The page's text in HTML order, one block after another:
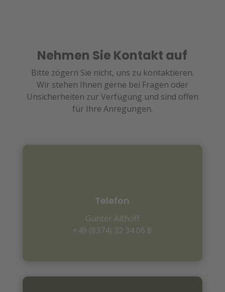
Nehmen Sie Kontakt auf
Bitte zögern Sie nicht, uns zu kontaktieren.
Wir stehen Ihnen gerne bei Fragen oder
Unsicherheiten zur Verfügung und sind offen
für Ihre Anregungen.
Telefon
Gunter Althoff
+49 (8374) 32 34 06 8